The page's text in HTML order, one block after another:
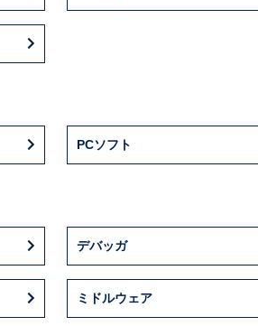
PCソフト
デバッガ
ミドルウェア